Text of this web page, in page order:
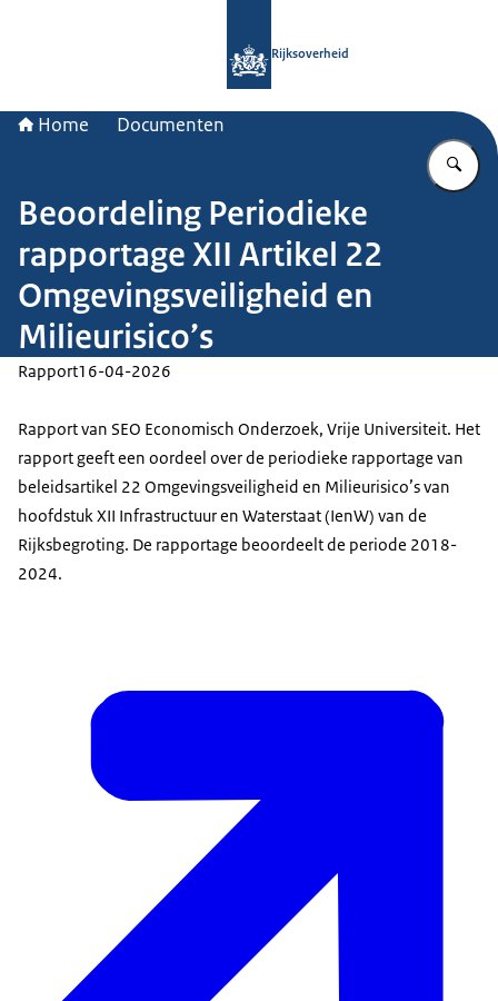
Rijksoverheid
Home Documenten
Beoordeling Periodieke
rapportage XII Artikel 22
Omgevingsveiligheid en
Milieurisico’s
Rapport16-04-2026
Rapport van SEO Economisch Onderzoek, Vrije Universiteit. Het
rapport geeft een oordeel over de periodieke rapportage van
beleidsartikel 22 Omgevingsveiligheid en Milieurisico’s van
hoofdstuk XII Infrastructuur en Waterstaat (IenW) van de
Rijksbegroting. De rapportage beoordeelt de periode 2018-
2024.